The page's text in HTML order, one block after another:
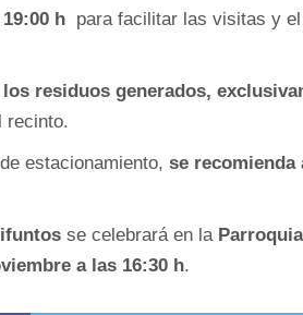
h para facilitar las visitas y
residuos generados,
recinto.
estacionamiento, se recomienda
se celebrará en la
a las 16:30 h.